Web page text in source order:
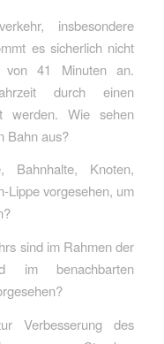
insbesondere
es sicherlich nicht
von 41 Minuten an.
durch einen
werden. Wie sehen
Bahn aus?
Bahnhalte, Knoten,
Lippe vorgesehen, um
sind im Rahmen der
im benachbarten
Verbesserung des